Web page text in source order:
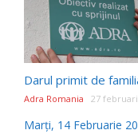
Adra Romania 27
Marți, 14 Februarie